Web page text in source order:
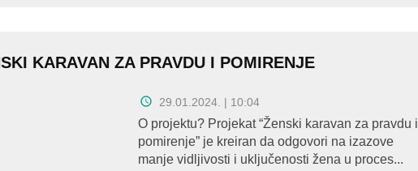
KARAVAN ZA PRAVDU I POMIRENJE
29.01.2024. | 10:04
O projektu? Projekat “Ženski karavan za pravdu i
pomirenje” je kreiran da odgovori na izazove
manje vidljivosti i uključenosti žena u proces...